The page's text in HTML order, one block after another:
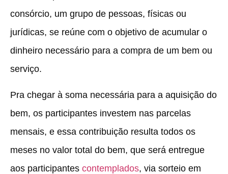
consórcio, um grupo de pessoas, físicas ou
jurídicas, se reúne com o objetivo de acumular o
dinheiro necessário para a compra de um bem ou
serviço.
Pra chegar à soma necessária para a aquisição do
bem, os participantes investem nas parcelas
mensais, e essa contribuição resulta todos os
meses no valor total do bem, que será entregue
aos participantes contemplados, via sorteio em